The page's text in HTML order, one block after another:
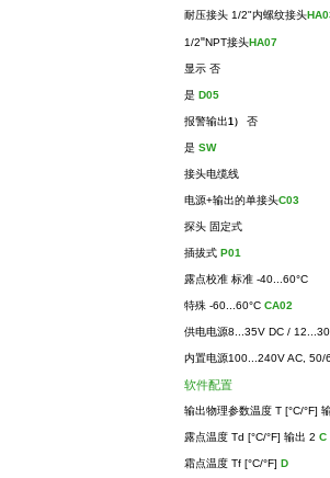
耐压接头 1/2"内螺纹接头
1/2"NPT接头HA07
显示 否
是 D05
报警输出1） 否
是 SW
接头电缆线
电源+输出的单接头C03
探头 固定式
插拔式 P01
露点校准 标准 -40...60°C
特殊 -60...60°C CA02
供电电源8...35V DC /
内置电源100...240V AC, 50/
软件配置
输出物理参数温度 T [°C/°F]
露点温度 Td [°C/°F] 输出 2 C
霜点温度 Tf [°C/°F] D